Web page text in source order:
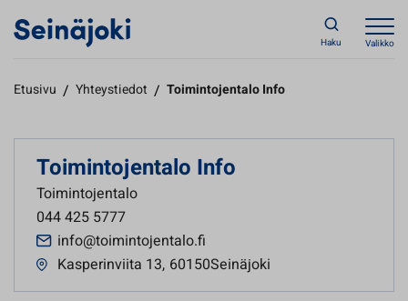
Haku Valikko
Etusivu / Yhteystiedot / Toimintojentalo Info
Toimintojentalo Info
Toimintojentalo
044 425 5777
info@toimintojentalo.fi
Kasperinviita 13, 60150Seinäjoki